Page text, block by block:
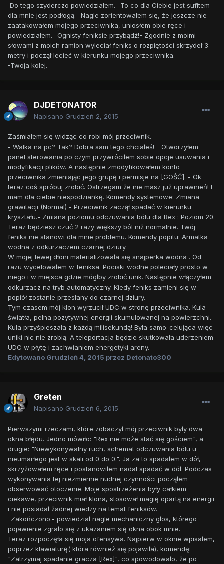
Do tego szyderczo powiedziałem.- To co dla Ciebie jest sufitem
dla mnie jest podłogą.- Nagle zorientowałem się, że jeszcze nie
zaatakowałem mojego przeciwnika, uniosłem obie ręce i
powiedziałem.- Ognisty feniksie przybądź!- Zgodnie z moimi
słowami z moich ramion wyleciał feniks o rozpiętości skrzydeł 3
metry i począł lecieć w kierunku mojego przeciwnika.
-Twoja kolej.
DJDETONATOR
Napisano Grudzień 2, 2015
Zaśmiałem się widząc co robi mój przeciwnik.
- Walka na pc? Tak? Dobra sam tego chciałeś! - Otworzyłem
panel sterowania po czym przywróciłem sobie opcje usuwania i
modyfikacji plików. A następnie zmodyfikowałem konto
przeciwnika zmieniając jego grupę i permisje na [GOŚĆ]. - Ok
teraz coś spróbuj zrobić. Ostrzegam że nie masz już uprawnień! I
mam dla ciebie niespodziankę. Komendy systemowe: Zmiana
grawitacji (Normal) - Przeciwnik zaczął spadać w kierunku
kryształu.- Zmiana poziomu odczuwania bólu dla Rex : Poziom 20.
Teraz będziesz czuć 2 razy większy ból niż normalnie. Twój
feniks nie stanowi dla mnie problemu. Komendy popitu: Armatka
wodna z odkurzaczem czarnej dziury.
W mojej lewej dłoni materializowała się snajperka wodna . Od
razu wycelowałem w feniksa. Pociski wodne poleciały prosto w
niego i w miejsca gdzie mógłby zrobić unik. Następnie włączyłem
odkurzacz na tryb automatyczny. Kiedy feniks zamieni się w
popiół zostanie przesłany do czarnej dziury.
Tym czasem mój klon wyrzucił UDC w stronę przeciwnika. Kula
światła, pełna pozytywnej energii skumulowanej na powierzchni.
Kula przyśpieszała z każdą milisekundą! Była samo-celująca więc
uniki nic nie zrobią. A teleportacja będzie skutkowała uderzeniem
UDC w płytę i zachwianiem energetyki areny.
Edytowano Grudzień 4, 2015 przez Detonato300
Greten
Napisano Grudzień 6, 2015
Pierwszymi rzeczami, które zobaczył mój przeciwnik były dwa
okna błędu. Jedno mówiło: "Rex nie może stać się gościem", a
drugie: "Niewykonywalny ruch, schemat odczuwania bólu u
nieumarłego jest w skali od 0 do 0.". Ja za to spadałem w dół,
skrzyżowałem ręce i postanowiłem nadal spadać w dół. Podczas
wykonywania tej niezmiernie nudnej czynności począłem
obserwować otoczenie. Moje spostrzeżenia były całkiem
ciekawe, przeciwnik miał klona, stosował magię opartą na energii
i nie posiadał żadnej wiedzy na temat feniksów.
-Zakończono.- powiedział nagle mechaniczny głos, którego
pojawienie zgrało się z ukazaniem się okna obok mnie.
Teraz rozpoczęła się moja ofensywa. Najpierw w oknie wpisałem,
poprzez klawiaturę( która również się pojawiła), komendę:
"Zatrzymaj spadanie gracza [Rex]", co spowodowało, że po